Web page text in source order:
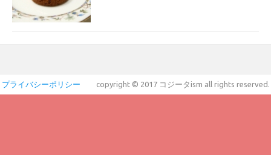
プライバシーポリシー copyright © 2017 コジータism all rights reserved.